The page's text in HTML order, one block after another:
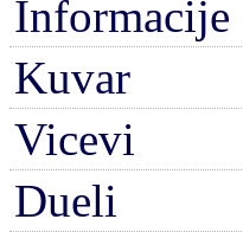
Informacije
Kuvar
Vicevi
Dueli